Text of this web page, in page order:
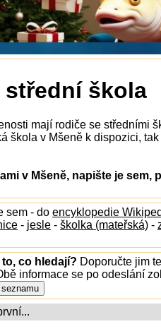
střední škola
mají rodiče se středními
škola v Mšeně k dispozici,
v Mšeně, napište je sem,
sem - do encyklopedie
- jesle - školka (mateřská) -
co hledají? Doporučte jim
informace se po odeslání